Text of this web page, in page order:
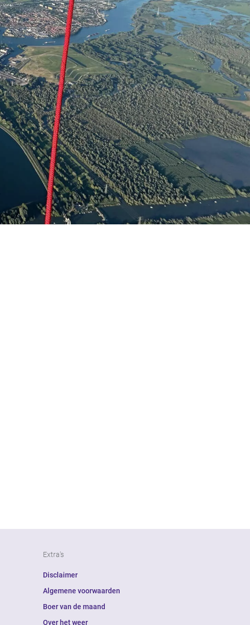
Extra's
Disclaimer
Algemene voorwaarden
Boer van de maand
Over het weer